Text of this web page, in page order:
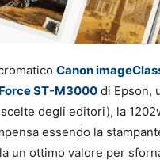
Canon
ST-M3000 di Epson,
degli editori), la
essendo la
un ottimo valore per